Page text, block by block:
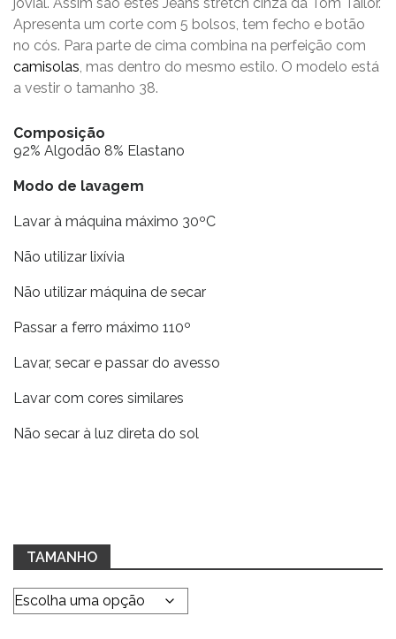
Apresenta um corte com 5 bolsos, tem fecho e botão
no cós. Para parte de cima combina na perfeição com
camisolas, mas dentro do mesmo estilo. O modelo está
a vestir o tamanho 38.
Composição
92% Algodão 8% Elastano
Modo de lavagem
Lavar à máquina máximo 30ºC
Não utilizar lixívia
Não utilizar máquina de secar
Passar a ferro máximo 110º
Lavar, secar e passar do avesso
Lavar com cores similares
Não secar à luz direta do sol
TAMANHO